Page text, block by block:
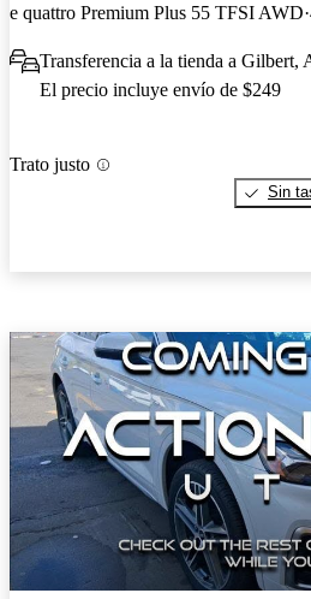
e quattro Premium Plus 55 TFSI AWD
Transferencia a la tienda a Gilbert,
El precio incluye envío de $249
Trato justo
Sin